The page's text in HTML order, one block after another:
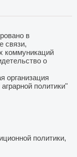
в
связи,
коммуникаций
о
организация
политики"
политики,